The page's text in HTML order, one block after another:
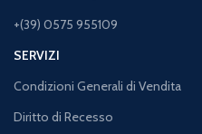
+(39) 0575 955109
SERVIZI
Condizioni Generali di Vendita
Diritto di Recesso